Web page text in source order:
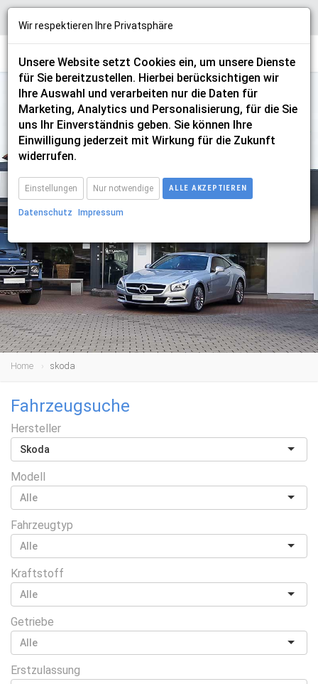
skoda
Home skoda
Fahrzeugsuche
Hersteller
Skoda
Modell
Fahrzeugtyp
Kraftstoff
Getriebe
Erstzulassung
Wir respektieren Ihre Privatsphäre
Unsere Website setzt Cookies ein, um unsere Dienste
für Sie bereitzustellen. Hierbei berücksichtigen wir
Ihre Auswahl und verarbeiten nur die Daten für
Marketing, Analytics und Personalisierung, für die Sie
uns Ihr Einverständnis geben. Sie können Ihre
Einwilligung jederzeit mit Wirkung für die Zukunft
widerrufen.
Einstellungen Nur notwendige ALLE AKZEPTIEREN
Datenschutz Impressum